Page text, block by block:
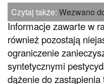
Czytaj także:Wezwano
Informacje zawarte w
również pozostają
ograniczenie
syntetycznymi
dążenie do